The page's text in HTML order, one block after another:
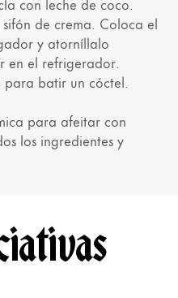
de crema. Coloca el
y atorníllalo
en el refrigerador.
para batir un cóctel.
para afeitar con
los ingredientes y